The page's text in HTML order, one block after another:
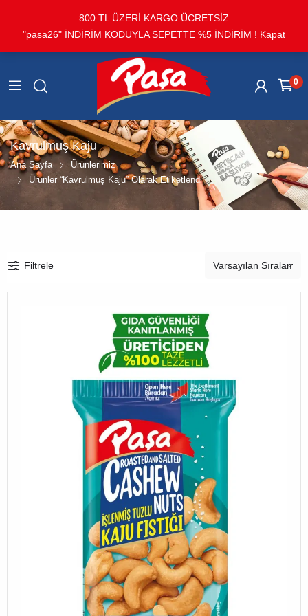
800 TL ÜZERİ KARGO ÜCRETSİZ
"pasa26" İNDİRİM KODUYLA SEPETTE %5 İNDİRİM ! Kapat
0
Kavrulmuş Kaju
Ana Sayfa
Ürünlerimiz
Ürünler “kavrulmuş Kaju” Olarak Etiketlendi
Filtrele